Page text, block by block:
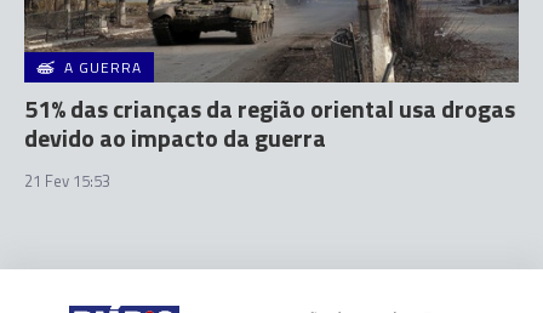
A GUERRA
51% das crianças da região oriental usa drogas
devido ao impacto da guerra
21 Fev 15:53